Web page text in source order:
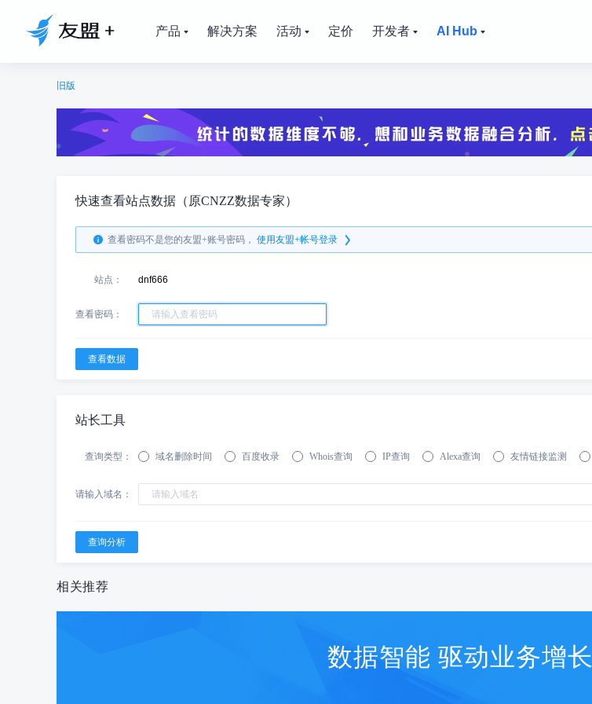
产品 解决方案 活动 定价 开发者 AI Hub
旧版
快速查看站点数据（原CNZZ数据专家）
查看密码不是您的友盟+账号密码， 使用友盟+帐号登录
站点： dnf666
查看密码：
站长工具
查询类型： 域名删除时间 百度收录 Whois查询 IP查询 Alexa查询 友情链接监测
请输入域名：
相关推荐
数据智能 驱动业务增长